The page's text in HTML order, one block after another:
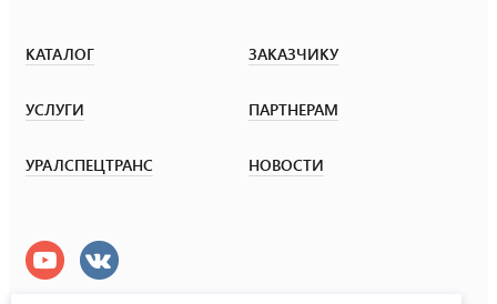
КАТАЛОГ ЗАКАЗЧИКУ
УСЛУГИ ПАРТНЕРАМ
УРАЛСПЕЦТРАНС НОВОСТИ